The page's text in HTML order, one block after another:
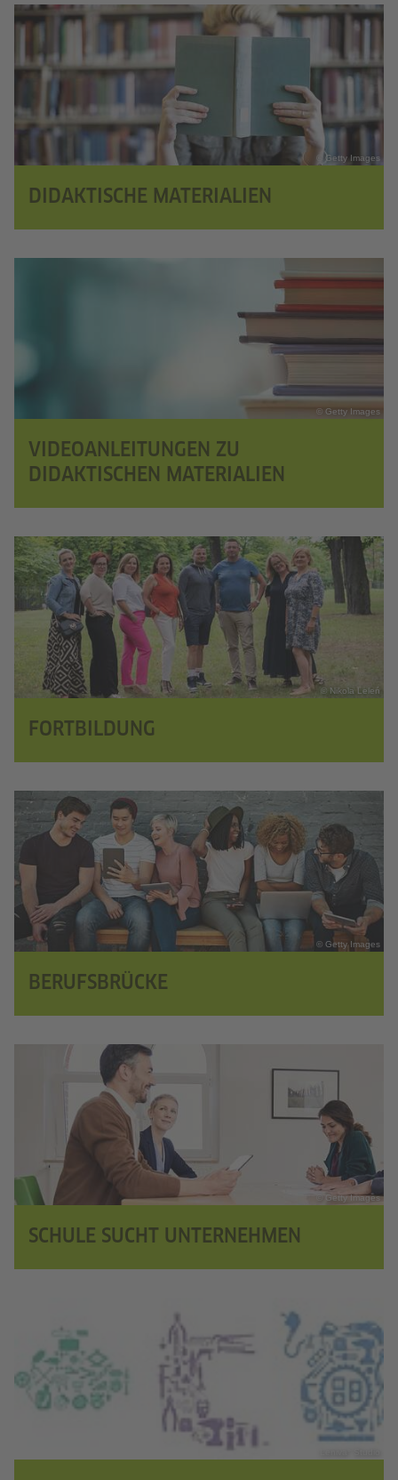
© Getty Images
DIDAKTISCHE MATERIALIEN
© Getty Images
VIDEOANLEITUNGEN ZU
DIDAKTISCHEN MATERIALIEN
© Nikola Leleń
FORTBILDUNG
© Getty Images
BERUFSBRÜCKE
© Getty Images
SCHULE SUCHT UNTERNEHMEN